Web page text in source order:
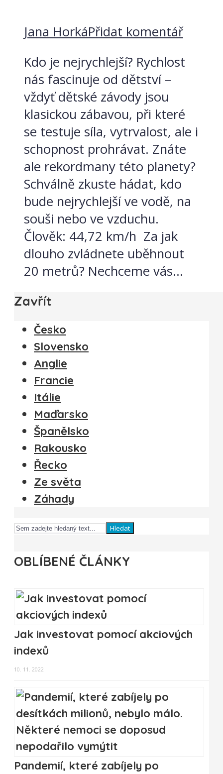
Jana HorkáPřidat komentář
Kdo je nejrychlejší? Rychlost
nás fascinuje od dětství –
vždyť dětské závody jsou
klasickou zábavou, při které
se testuje síla, vytrvalost, ale i
schopnost prohrávat. Znáte
ale rekordmany této planety?
Schválně zkuste hádat, kdo
bude nejrychlejší ve vodě, na
souši nebo ve vzduchu.
Člověk: 44,72 km/h Za jak
dlouho zvládnete uběhnout
20 metrů? Nechceme vás...
Zavřít
Česko
Slovensko
Anglie
Francie
Itálie
Maďarsko
Španělsko
Rakousko
Řecko
Ze světa
Záhady
Hledat
OBLÍBENÉ ČLÁNKY
Jak investovat pomocí akciových
indexů
10. 11. 2022
Pandemií, které zabíjely po